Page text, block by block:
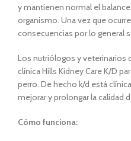
y mantienen normal el
organismo. Una vez que
consecuencias por lo general
Los nutriólogos y veterinarios
clínica Hills Kidney Care K/D
perro. De hecho k/d está
mejorar y prolongar la calidad
Cómo funciona: